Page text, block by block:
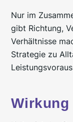
Nur im
gibt Richtung,
Verhältnisse
Strategie zu